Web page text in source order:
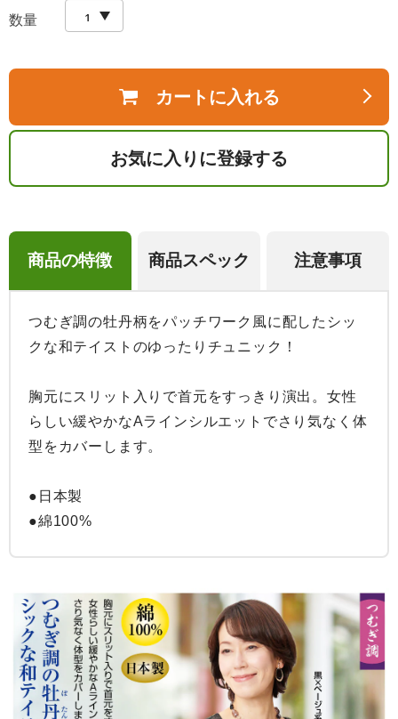
数量
カートに入れる
お気に入りに登録する
商品の特徴 商品スペック 注意事項
つむぎ調の牡丹柄をパッチワーク風に配したシッ
クな和テイストのゆったりチュニック！
胸元にスリット入りで首元をすっきり演出。女性
らしい緩やかなAラインシルエットでさり気なく体
型をカバーします。
●日本製
●綿100%